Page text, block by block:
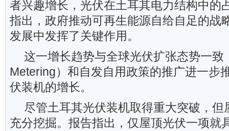
者兴趣增长，光伏在土耳其电力结构中的
指出，政府推动可再生能源自给自足的战
发展中发挥了关键作用。
这一增长趋势与全球光伏扩张态势一致
Metering）和自发自用政策的推广进一步
伏装机的增长。
尽管土耳其光伏装机取得重大突破，但
充分挖掘。报告指出，仅屋顶光伏一项就